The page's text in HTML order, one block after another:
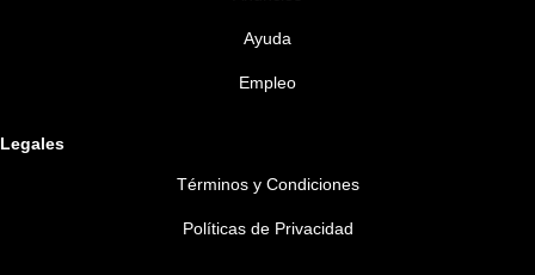
Ayuda
Empleo
Legales
Términos y Condiciones
Políticas de Privacidad